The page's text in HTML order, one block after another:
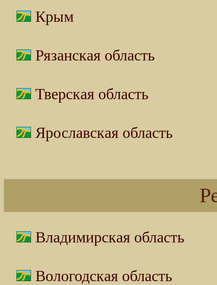
Крым
Рязанская область
Тверская область
Ярославская область
Владимирская область
Вологодская область